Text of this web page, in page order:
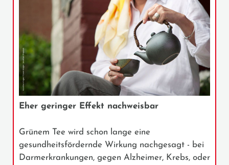
Eher geringer Effekt nachweisbar
Grünem Tee wird schon lange eine
gesundheitsfördernde Wirkung nachgesagt - bei
Darmerkrankungen, gegen Alzheimer, Krebs, oder